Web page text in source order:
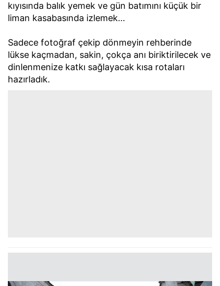
kıyısında balık yemek ve gün batımını küçük bir
liman kasabasında izlemek…
Sadece fotoğraf çekip dönmeyin rehberinde
lükse kaçmadan, sakin, çokça anı biriktirilecek ve
dinlenmenize katkı sağlayacak kısa rotaları
hazırladık.